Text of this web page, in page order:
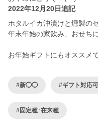
2022年12月20日追記
ホタルイカ沖漬けと燻製の
年末年始の家飲み、おせち
お年始ギフトにもオススメ
#新◯◯ #ギフト対応可
#固定種･在来種